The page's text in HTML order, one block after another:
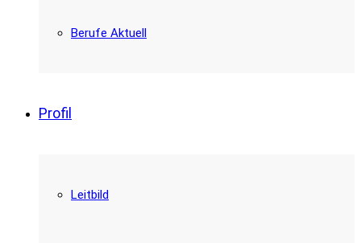
Berufe Aktuell
Profil
Leitbild